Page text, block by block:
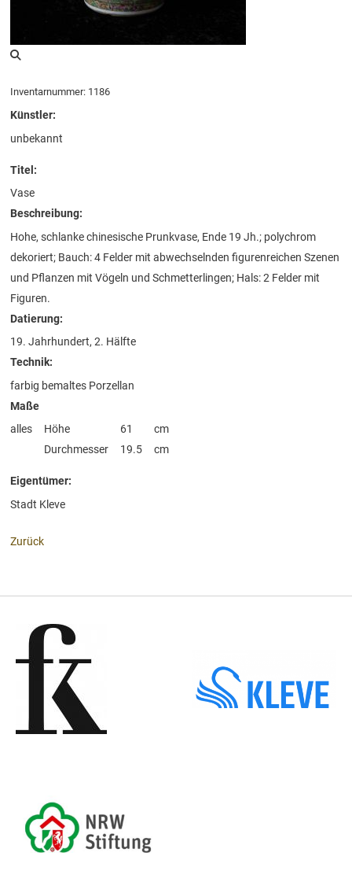
Inventarnummer: 1186
Künstler:
unbekannt
Titel:
Vase
Beschreibung:
Hohe, schlanke chinesische Prunkvase, Ende 19 Jh.; polychrom
dekoriert; Bauch: 4 Felder mit abwechselnden figurenreichen Szenen
und Pflanzen mit Vögeln und Schmetterlingen; Hals: 2 Felder mit
Figuren.
Datierung:
19. Jahrhundert, 2. Hälfte
Technik:
farbig bemaltes Porzellan
Maße
alles
Höhe
Durchmesser
61
19.5
cm
cm
Eigentümer:
Stadt Kleve
Zurück